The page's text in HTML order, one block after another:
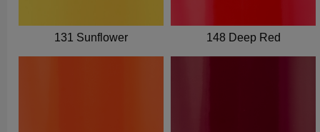
131 Sunflower 148 Deep Red